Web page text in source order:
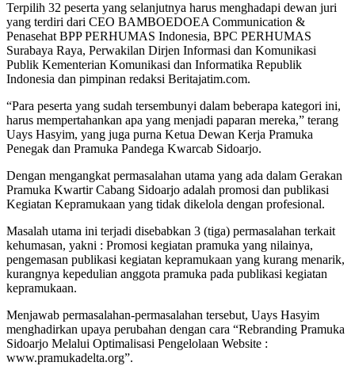
Terpilih 32 peserta yang selanjutnya harus menghadapi dewan juri
yang terdiri dari CEO BAMBOEDOEA Communication &
Penasehat BPP PERHUMAS Indonesia, BPC PERHUMAS
Surabaya Raya, Perwakilan Dirjen Informasi dan Komunikasi
Publik Kementerian Komunikasi dan Informatika Republik
Indonesia dan pimpinan redaksi Beritajatim.com.
“Para peserta yang sudah tersembunyi dalam beberapa kategori ini,
harus mempertahankan apa yang menjadi paparan mereka,” terang
Uays Hasyim, yang juga purna Ketua Dewan Kerja Pramuka
Penegak dan Pramuka Pandega Kwarcab Sidoarjo.
Dengan mengangkat permasalahan utama yang ada dalam Gerakan
Pramuka Kwartir Cabang Sidoarjo adalah promosi dan publikasi
Kegiatan Kepramukaan yang tidak dikelola dengan profesional.
Masalah utama ini terjadi disebabkan 3 (tiga) permasalahan terkait
kehumasan, yakni : Promosi kegiatan pramuka yang nilainya,
pengemasan publikasi kegiatan kepramukaan yang kurang menarik,
kurangnya kepedulian anggota pramuka pada publikasi kegiatan
kepramukaan.
Menjawab permasalahan-permasalahan tersebut, Uays Hasyim
menghadirkan upaya perubahan dengan cara “Rebranding Pramuka
Sidoarjo Melalui Optimalisasi Pengelolaan Website :
www.pramukadelta.org”.